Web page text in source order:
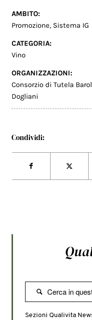
AMBITO:
Promozione, Sistema IG
CATEGORIA:
Vino
ORGANIZZAZIONI:
Consorzio di Tutela
Dogliani
Condividi:

Sezioni Qualivita